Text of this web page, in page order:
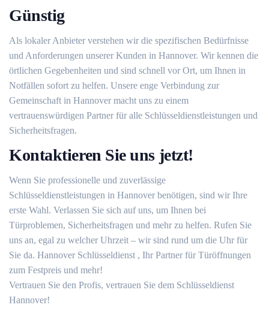
Günstig
Als lokaler Anbieter verstehen wir die spezifischen Bedürfnisse
und Anforderungen unserer Kunden in Hannover. Wir kennen die
örtlichen Gegebenheiten und sind schnell vor Ort, um Ihnen in
Notfällen sofort zu helfen. Unsere enge Verbindung zur
Gemeinschaft in Hannover macht uns zu einem
vertrauenswürdigen Partner für alle Schlüsseldienstleistungen und
Sicherheitsfragen.
Kontaktieren Sie uns jetzt!
Wenn Sie professionelle und zuverlässige
Schlüsseldienstleistungen in Hannover benötigen, sind wir Ihre
erste Wahl. Verlassen Sie sich auf uns, um Ihnen bei
Türproblemen, Sicherheitsfragen und mehr zu helfen. Rufen Sie
uns an, egal zu welcher Uhrzeit – wir sind rund um die Uhr für
Sie da. Hannover Schlüsseldienst , Ihr Partner für Türöffnungen
zum Festpreis und mehr!
Vertrauen Sie den Profis, vertrauen Sie dem Schlüsseldienst
Hannover!